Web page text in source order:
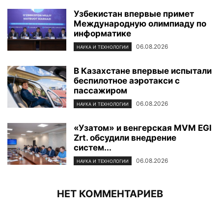
Узбекистан впервые примет
Международную олимпиаду по
информатике
НАУКА И ТЕХНОЛОГИИ 06.08.2026
В Казахстане впервые испытали
беспилотное аэротакси с
пассажиром
НАУКА И ТЕХНОЛОГИИ 06.08.2026
«Узатом» и венгерская MVM EGI
Zrt. обсудили внедрение
систем...
НАУКА И ТЕХНОЛОГИИ 06.08.2026
НЕТ КОММЕНТАРИЕВ